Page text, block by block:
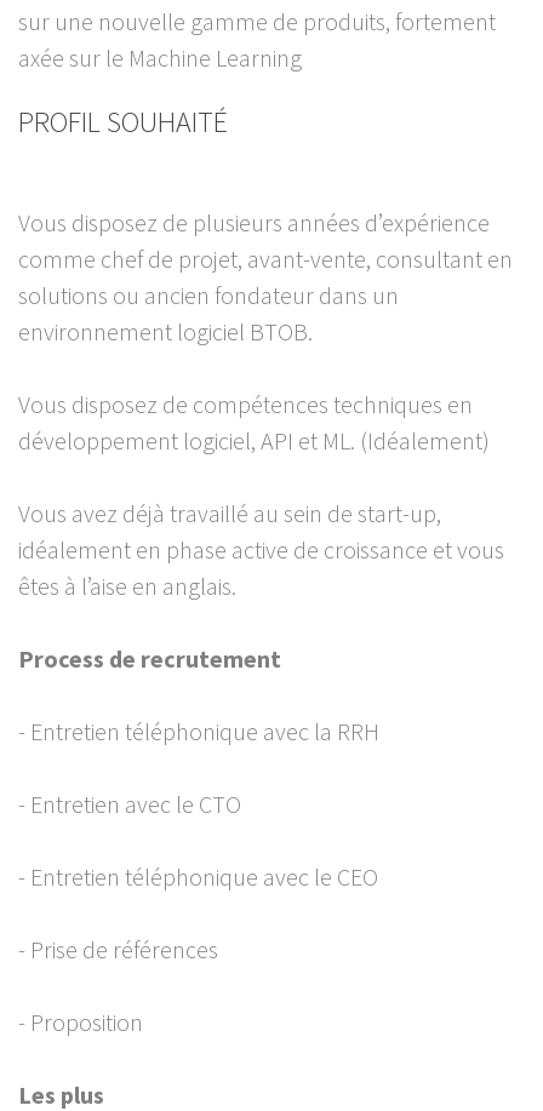
sur une nouvelle gamme de produits, fortement
axée sur le Machine Learning
PROFIL SOUHAITÉ
Vous disposez de plusieurs années d’expérience
comme chef de projet, avant-vente, consultant en
solutions ou ancien fondateur dans un
environnement logiciel BTOB.
Vous disposez de compétences techniques en
développement logiciel, API et ML. (Idéalement)
Vous avez déjà travaillé au sein de start-up,
idéalement en phase active de croissance et vous
êtes à l’aise en anglais.
Process de recrutement
- Entretien téléphonique avec la RRH
- Entretien avec le CTO
- Entretien téléphonique avec le CEO
- Prise de références
- Proposition
Les plus